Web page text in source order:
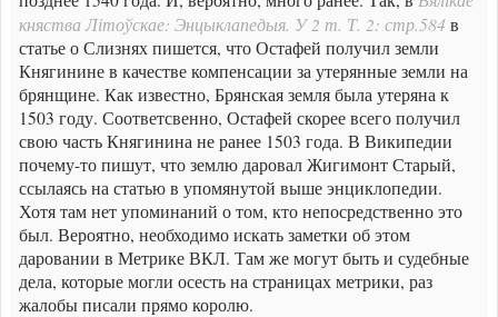
княства Літоўскае: Энцыклапедыя. У 2 т. Т. 2: стр.584 в
статье о Слизнях пишется, что Остафей получил земли
Княгинине в качестве компенсации за утерянные земли на
брянщине. Как известно, Брянская земля была утеряна к
1503 году. Соответсвенно, Остафей скорее всего получил
свою часть Княгинина не ранее 1503 года. В Википедии
почему-то пишут, что землю даровал Жигимонт Старый,
ссылаясь на статью в упомянутой выше энциклопедии.
Хотя там нет упоминаний о том, кто непосредственно это
был. Вероятно, необходимо искать заметки об этом
даровании в Метрике ВКЛ. Там же могут быть и судебные
дела, которые могли осесть на страницах метрики, раз
жалобы писали прямо королю.